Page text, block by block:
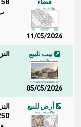
فضاء
11/05/2026
بيت للبيع
05/05/2026
أرض للبيع